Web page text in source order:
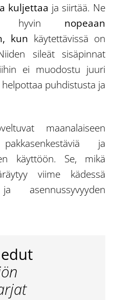
kuljettaa ja siirtää. Ne
hyvin nopeaan
kun käytettävissä on
sileät sisäpinnat
ei muodostu juuri
puhdistusta ja
maanalaiseen
ja
käyttöön. Se, mikä
viime kädessä
asennussyvyyden